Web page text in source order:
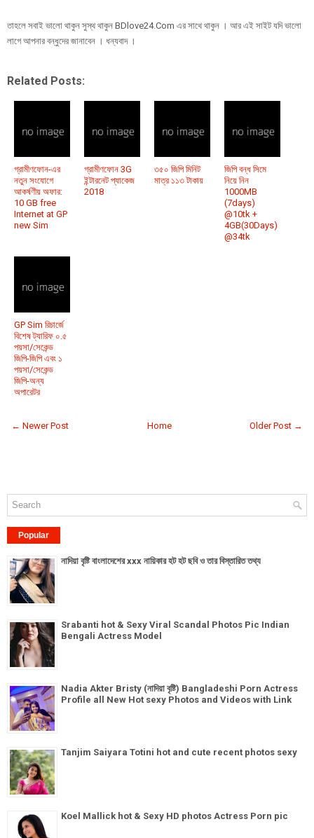
তাহলে সবাই ভালো থাকুন সুস্থ থাকুন BDlove24.Com এর সাথে থাকুন । আর এই সাইট যদি ভালো
লাগে আপনার বন্ধুদের জানাবেন । ধন্যবাদ ।
Related Posts:
গ্রামীণফোন-এর
নতুন সংযোগে
আকর্ষণীয় অফার:
10 GB free
Internet at GP
new Sim
গ্রামীণফোন 3G
ইন্টারনেট প্যাকেজ
2018
৩৫০ জিপি মিনিট
মাত্র ১১৩ টাকায়
জিপি বন্ধ সিমে
নিয়ে নিন
1000MB
(7days)
@10tk +
4GB(30Days)
@34tk
GP Sim রিচার্জে
বিশেষ ট্যারিফ ০.৫
পয়সা/সেকেন্ড
জিপি-জিপি এবং ১
পয়সা/সেকেন্ড
জিপি-অন্য
অপারেটর
← Newer Post Older Post →
Home
Popular
নাদিয়া বৃষ্টি বাংলাদেশের xxx নায়িকার হট হট ছবি ও তার বিস্তারিত তথ্য
Srabanti hot & Sexy Viral Scandal Photos Pic Indian
Bengali Actress Model
Nadia Akter Bristy (নাদিয়া বৃষ্টি) Bangladeshi Porn Actress
Profile all New Hot sexy Photos and Videos with Link
Tanjim Saiyara Totini hot and cute recent photos sexy
Koel Mallick hot & Sexy HD photos Actress Porn pic